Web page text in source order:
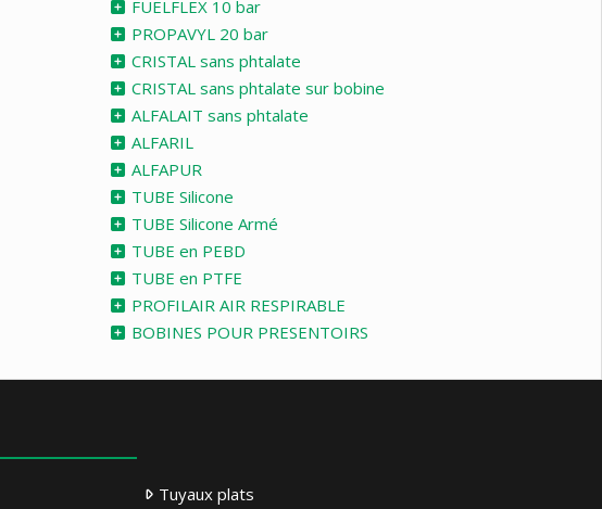
FUELFLEX 10 bar
PROPAVYL 20 bar
CRISTAL sans phtalate
CRISTAL sans phtalate sur bobine
ALFALAIT sans phtalate
ALFARIL
ALFAPUR
TUBE Silicone
TUBE Silicone Armé
TUBE en PEBD
TUBE en PTFE
PROFILAIR AIR RESPIRABLE
BOBINES POUR PRESENTOIRS
Tuyaux plats